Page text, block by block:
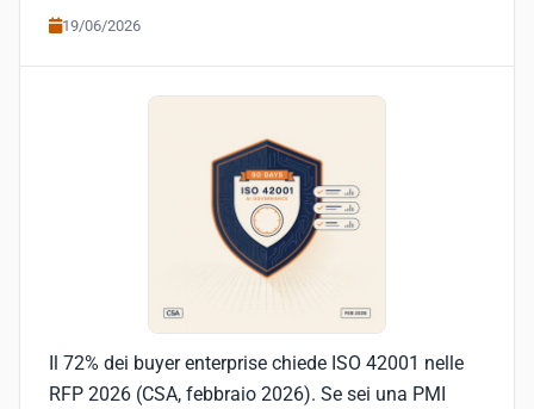
19/06/2026
Il 72% dei buyer enterprise chiede ISO 42001 nelle
RFP 2026 (CSA, febbraio 2026). Se sei una PMI